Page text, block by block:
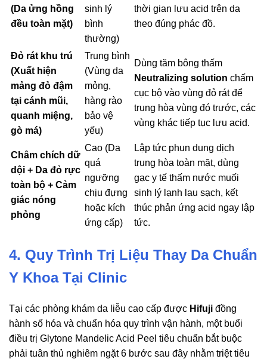
(Da ửng hồng
đều toàn mặt)
sinh lý
bình
thường)
thời gian lưu acid trên da
theo đúng phác đồ.
Đỏ rát khu trú
(Xuất hiện
mảng đỏ đậm
tại cánh mũi,
quanh miệng,
gò má)
Trung bình
(Vùng da
mỏng,
hàng rào
bảo vệ
yếu)
Dùng tăm bông thấm
Neutralizing solution chấm
cục bộ vào vùng đỏ rát để
trung hòa vùng đó trước, các
vùng khác tiếp tục lưu acid.
Châm chích dữ
dội + Da đỏ rực
toàn bộ + Cảm
giác nóng
phỏng
Cao (Da
quá
ngưỡng
chịu đựng
hoặc kích
ứng cấp)
Lập tức phun dung dịch
trung hòa toàn mặt, dùng
gạc y tế thấm nước muối
sinh lý lạnh lau sạch, kết
thúc phản ứng acid ngay lập
tức.
4. Quy Trình Trị Liệu Thay Da Chuẩn
Y Khoa Tại Clinic
Tại các phòng khám da liễu cao cấp được Hifuji đồng
hành số hóa và chuẩn hóa quy trình vận hành, một buổi
điều trị Glytone Mandelic Acid Peel tiêu chuẩn bắt buộc
phải tuân thủ nghiêm ngặt 6 bước sau đây nhằm triệt tiêu